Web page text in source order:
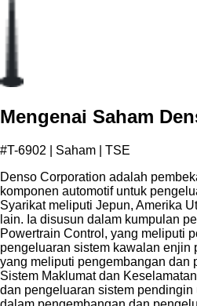
Mengenai Saham
#T-6902 | Saham | TSE
Denso Corporation adalah
komponen automotif untuk
Syarikat meliputi Jepun, Amerika
lain. Ia disusun dalam kumpulan
Powertrain Control, yang meliputi
pengeluaran sistem kawalan enjin
yang meliputi pengembangan dan
Sistem Maklumat dan
dan pengeluaran sistem